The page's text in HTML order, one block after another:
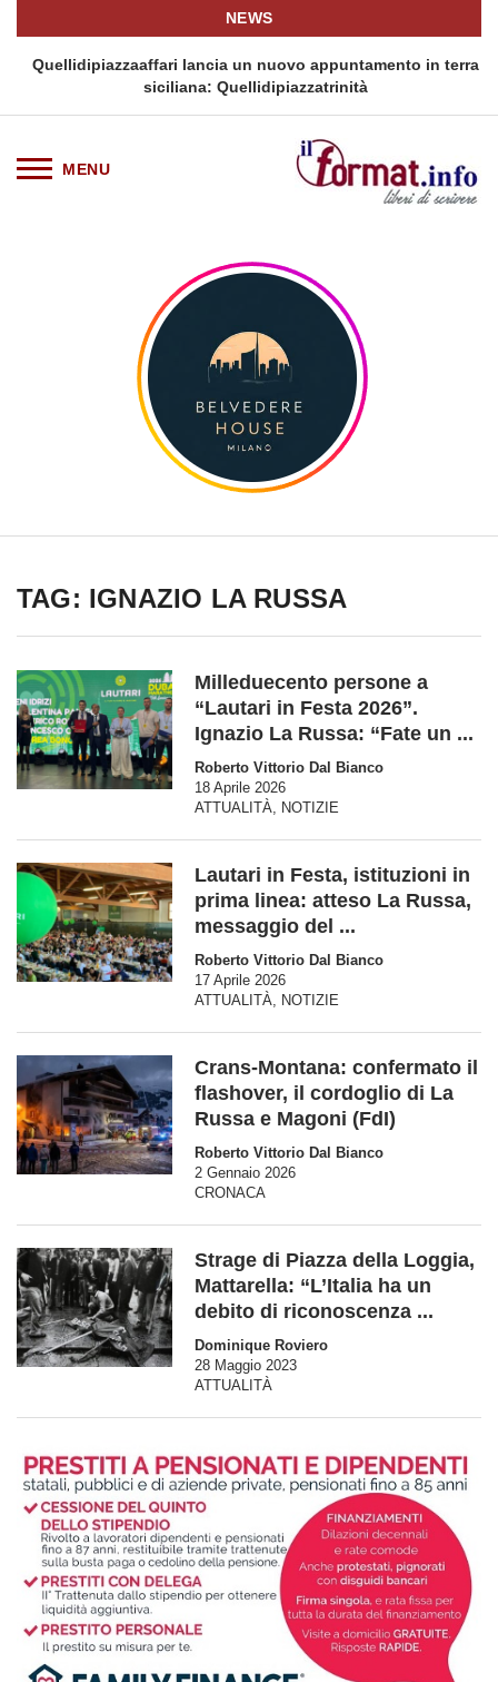
NEWS
Quellidipiazzaaffari lancia un nuovo appuntamento in terra
siciliana: Quellidipiazzatrinità
TAG: IGNAZIO LA RUSSA
Milleduecento persone a
“Lautari in Festa 2026”.
Ignazio La Russa: “Fate un ...
Roberto Vittorio Dal Bianco
18 Aprile 2026
ATTUALITÀ, NOTIZIE
Lautari in Festa, istituzioni in
prima linea: atteso La Russa,
messaggio del ...
Roberto Vittorio Dal Bianco
17 Aprile 2026
ATTUALITÀ, NOTIZIE
Crans-Montana: confermato il
flashover, il cordoglio di La
Russa e Magoni (FdI)
Roberto Vittorio Dal Bianco
2 Gennaio 2026
CRONACA
Strage di Piazza della Loggia,
Mattarella: “L’Italia ha un
debito di riconoscenza ...
Dominique Roviero
28 Maggio 2023
ATTUALITÀ